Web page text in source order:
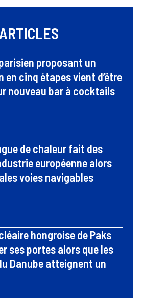
proposant un
en cinq étapes vient d’être
nouveau bar à cocktails
de chaleur fait des
européenne alors
voies navigables
hongroise de Paks
ses portes alors que les
Danube atteignent un